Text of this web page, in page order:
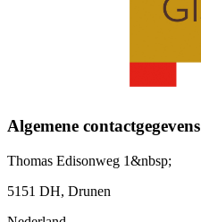
Algemene contactgegevens
Thomas Edisonweg 1&nbsp;
5151 DH, Drunen